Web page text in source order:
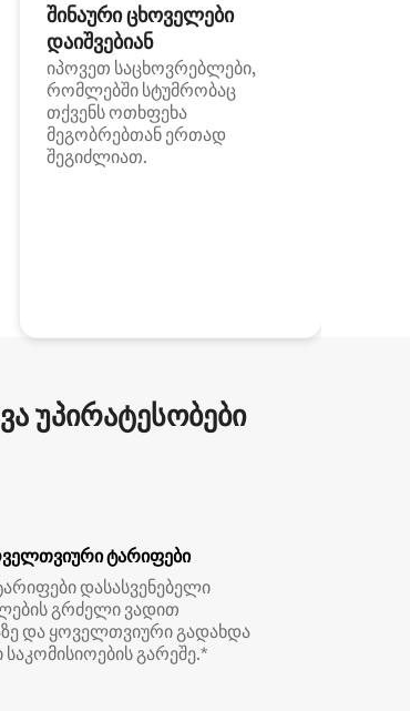
შინაური ცხოველები
დაიშვებიან
იპოვეთ საცხოვრებლები,
რომლებში სტუმრობაც
თქვენს ოთხფეხა
მეგობრებთან ერთად
შეგიძლიათ.
უპირატესობები
ტარიფები
დასასვენებელი
გრძელი ვადით
და ყოველთვიური გადახდა
გარეშე.*